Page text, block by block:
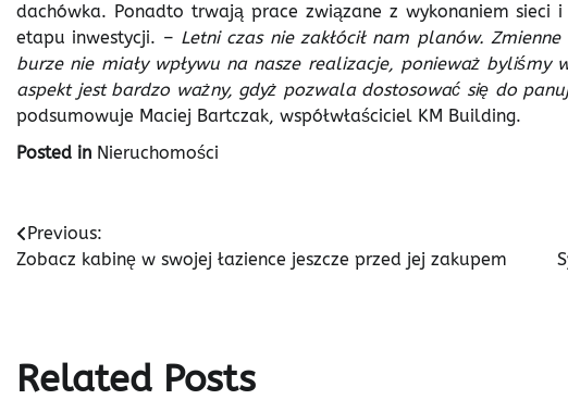
dachówka. Ponadto trwają prace związane z wykonaniem sieci
etapu inwestycji. – Letni czas nie zakłócił nam planów.
burze nie miały wpływu na nasze realizacje, ponieważ byliśmy
aspekt jest bardzo ważny, gdyż pozwala dostosować się do
podsumowuje Maciej Bartczak, współwłaściciel KM Building.
Posted in Nieruchomości
Nawigacja
wpisu
Previous:
Zobacz kabinę w swojej łazience jeszcze przed jej zakupem
Related Posts